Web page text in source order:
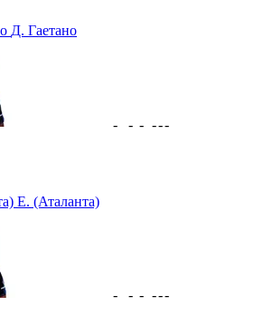
Д. Гаетано
Е. (Аталанта)
- - - ---
- - - ---